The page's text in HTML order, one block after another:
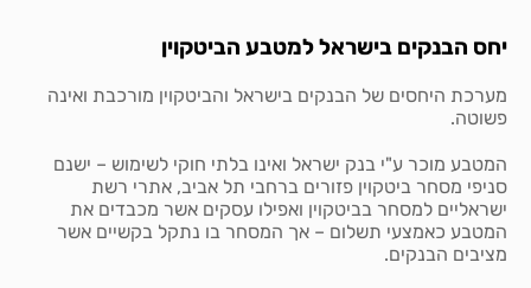
יחס הבנקים בישראל למטבע הביטקוין
מערכת היחסים של הבנקים בישראל והביטקוין מורכבת ואינה
פשוטה.
המטבע מוכר ע"י בנק ישראל ואינו בלתי חוקי לשימוש – ישנם
סניפי מסחר ביטקוין פזורים ברחבי תל אביב, אתרי רשת
ישראליים למסחר בביטקוין ואפילו עסקים אשר מכבדים את
המטבע כאמצעי תשלום – אך המסחר בו נתקל בקשיים אשר
מציבים הבנקים.